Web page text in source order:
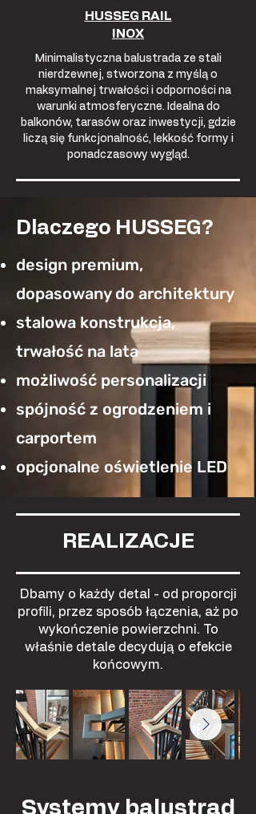
HUSSEG RAIL
INOX
Minimalistyczna balustrada ze stali
nierdzewnej, stworzona z myślą o
maksymalnej trwałości i odporności na
warunki atmosferyczne. Idealna do
balkonów, tarasów oraz inwestycji, gdzie
liczą się funkcjonalność, lekkość formy i
ponadczasowy wygląd.
Dlaczego HUSSEG?
design premium,
dopasowany do architektury
stalowa konstrukcja,
trwałość na lata
możliwość personalizacji
spójność z ogrodzeniem i
carportem
opcjonalne oświetlenie LED
REALIZACJE
Dbamy o każdy detal - od proporcji
profili, przez sposób łączenia, aż po
wykończenie powierzchni. To
właśnie detale decydują o efekcie
końcowym.
Systemy balustrad